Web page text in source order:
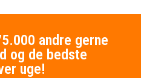
andre gerne
og de bedste
uge!